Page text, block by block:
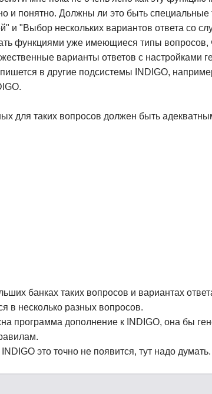
и понятно. Должны ли это быть
и "Выбор нескольких вариантов ответа со
функциями уже имеющиеся типы вопросов,
варианты ответов с настройками
в другие подсистемы INDIGO,
для таких вопросов должен быть
банках таких вопросов и вариантах
в несколько разных вопросов.
программа дополнение к INDIGO, она бы
это точно не появится, тут надо думать.